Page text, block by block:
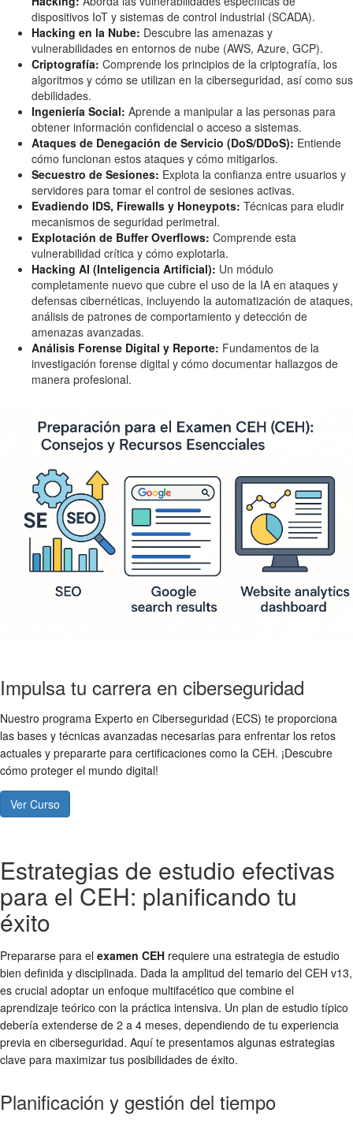
dispositivos IoT y sistemas de control industrial (SCADA).
Hacking en la Nube: Descubre las amenazas y
vulnerabilidades en entornos de nube (AWS, Azure, GCP).
Criptografía: Comprende los principios de la criptografía, los
algoritmos y cómo se utilizan en la ciberseguridad, así como sus
debilidades.
Ingeniería Social: Aprende a manipular a las personas para
obtener información confidencial o acceso a sistemas.
Ataques de Denegación de Servicio (DoS/DDoS): Entiende
cómo funcionan estos ataques y cómo mitigarlos.
Secuestro de Sesiones: Explota la confianza entre usuarios y
servidores para tomar el control de sesiones activas.
Evadiendo IDS, Firewalls y Honeypots: Técnicas para eludir
mecanismos de seguridad perimetral.
Explotación de Buffer Overflows: Comprende esta
vulnerabilidad crítica y cómo explotarla.
Hacking AI (Inteligencia Artificial): Un módulo
completamente nuevo que cubre el uso de la IA en ataques y
defensas cibernéticas, incluyendo la automatización de ataques,
análisis de patrones de comportamiento y detección de
amenazas avanzadas.
Análisis Forense Digital y Reporte: Fundamentos de la
investigación forense digital y cómo documentar hallazgos de
manera profesional.
Impulsa tu carrera en ciberseguridad
Nuestro programa Experto en Ciberseguridad (ECS) te proporciona
las bases y técnicas avanzadas necesarias para enfrentar los retos
actuales y prepararte para certificaciones como la CEH. ¡Descubre
cómo proteger el mundo digital!
Ver Curso
Estrategias de estudio efectivas
para el CEH: planificando tu
éxito
Prepararse para el examen CEH requiere una estrategia de estudio
bien definida y disciplinada. Dada la amplitud del temario del CEH v13,
es crucial adoptar un enfoque multifacético que combine el
aprendizaje teórico con la práctica intensiva. Un plan de estudio típico
debería extenderse de 2 a 4 meses, dependiendo de tu experiencia
previa en ciberseguridad. Aquí te presentamos algunas estrategias
clave para maximizar tus posibilidades de éxito.
Planificación y gestión del tiempo